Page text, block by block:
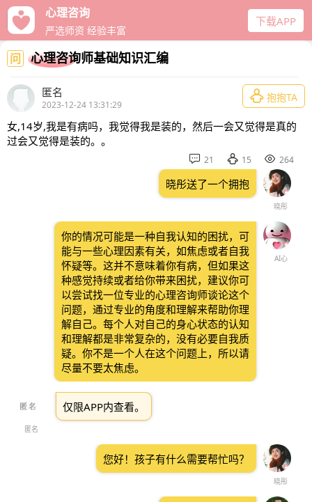
心理咨询
严选师资 经验丰富
下载APP
问 心理咨询师基础知识汇编
匿名
2023-12-24 13:31:29
 抱抱TA
女,14岁,我是有病吗，我觉得我是装的，然后一会又觉得是真的
过会又觉得是装的。。
 21  15  264
晓彤
晓彤送了一个拥抱
AI心
你的情况可能是一种自我认知的困扰，可
能与一些心理因素有关，如焦虑或者自我
怀疑等。这并不意味着你有病，但如果这
种感觉持续或者给你带来困扰，建议你可
以尝试找一位专业的心理咨询师谈论这个
问题，通过专业的角度和理解来帮助你理
解自己。每个人对自己的身心状态的认知
和理解都是非常复杂的，没有必要自我质
疑。你不是一个人在这个问题上，所以请
尽量不要太焦虑。
匿名
仅限APP内查看。
晓彤
您好！孩子有什么需要帮忙吗？